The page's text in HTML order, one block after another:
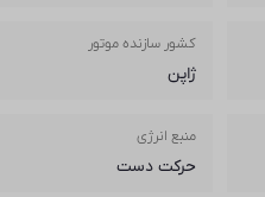
کشور سازنده موتور
ژاپن
منبع انرژی
حرکت دست